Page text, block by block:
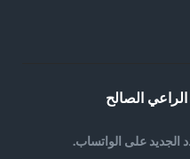
الصالح
على الواتساب.